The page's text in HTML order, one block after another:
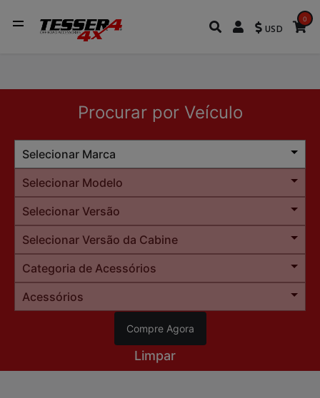
USD
0
Procurar por Veículo
Selecionar Marca
Selecionar Modelo
Selecionar Versão
Selecionar Versão da Cabine
Categoria de Acessórios
Acessórios
Compre Agora
Limpar